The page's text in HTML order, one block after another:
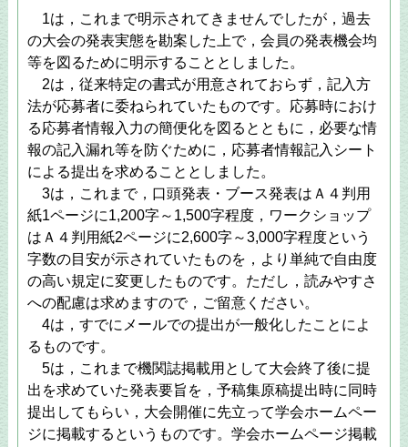
1は，これまで明示されてきませんでしたが，過去
の大会の発表実態を勘案した上で，会員の発表機会均
等を図るために明示することとしました。
2は，従来特定の書式が用意されておらず，記入方
法が応募者に委ねられていたものです。応募時におけ
る応募者情報入力の簡便化を図るとともに，必要な情
報の記入漏れ等を防ぐために，応募者情報記入シート
による提出を求めることとしました。
3は，これまで，口頭発表・ブース発表はＡ４判用
紙1ページに1,200字～1,500字程度，ワークショップ
はＡ４判用紙2ページに2,600字～3,000字程度という
字数の目安が示されていたものを，より単純で自由度
の高い規定に変更したものです。ただし，読みやすさ
への配慮は求めますので，ご留意ください。
4は，すでにメールでの提出が一般化したことによ
るものです。
5は，これまで機関誌掲載用として大会終了後に提
出を求めていた発表要旨を，予稿集原稿提出時に同時
提出してもらい，大会開催に先立って学会ホームペー
ジに掲載するというものです。学会ホームページ掲載